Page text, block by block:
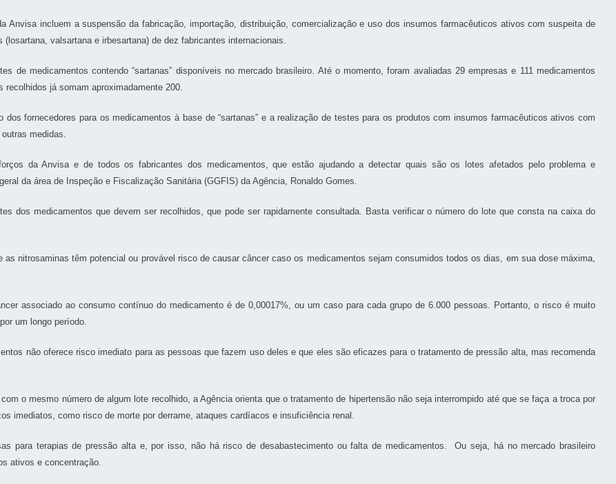
Anvisa incluem a suspensão da fabricação, importação, distribuição, comercialização e uso dos insumos farmacêuticos ativos com suspeita de
valsartana e irbesartana) de dez fabricantes internacionais.
de medicamentos contendo “sartanas” disponíveis no mercado brasileiro. Até o momento, foram avaliadas 29 empresas e 111 medicamentos
já somam aproximadamente 200.
fornecedores para os medicamentos à base de “sartanas” e a realização de testes para os produtos com insumos farmacêuticos ativos com
medidas.
da Anvisa e de todos os fabricantes dos medicamentos, que estão ajudando a detectar quais são os lotes afetados pelo problema e
da área de Inspeção e Fiscalização Sanitária (GGFIS) da Agência, Ronaldo Gomes.
dos medicamentos que devem ser recolhidos, que pode ser rapidamente consultada. Basta verificar o número do lote que consta na caixa do
as nitrosaminas têm potencial ou provável risco de causar câncer caso os medicamentos sejam consumidos todos os dias, em sua dose máxima,
associado ao consumo contínuo do medicamento é de 0,00017%, ou um caso para cada grupo de 6.000 pessoas. Portanto, o risco é muito
um longo período.
não oferece risco imediato para as pessoas que fazem uso deles e que eles são eficazes para o tratamento de pressão alta, mas recomenda
o mesmo número de algum lote recolhido, a Agência orienta que o tratamento de hipertensão não seja interrompido até que se faça a troca por
imediatos, como risco de morte por derrame, ataques cardíacos e insuficiência renal.
para terapias de pressão alta e, por isso, não há risco de desabastecimento ou falta de medicamentos. Ou seja, há no mercado brasileiro
ativos e concentração.